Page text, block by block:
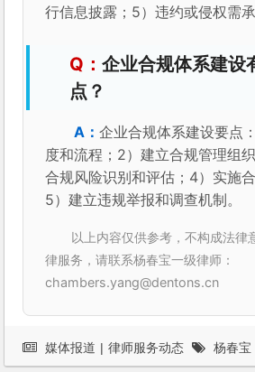
行信息披露；5）违约或侵权需承
企业合规体系建设
点？
企业合规体系建设要点
度和流程；2）建立合规管理组
合规风险识别和评估；4）实施
5）建立违规举报和调查机制。
以上内容仅供参考，不构成法律
律服务，请联系杨春宝一级律师：
chambers.yang@dentons.cn
媒体报道 | 律师服务动态 杨春宝